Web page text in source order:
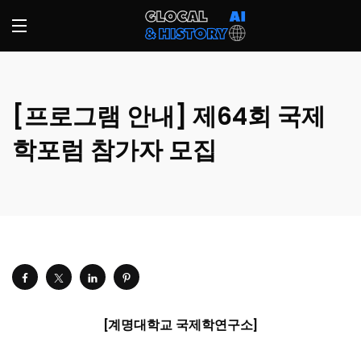
[프로그램 안내] 제64회 국제
학포럼 참가자 모집
[계명대학교 국제학연구소]